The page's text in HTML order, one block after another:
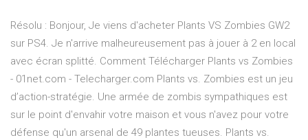
Résolu : Bonjour, Je viens d'acheter Plants VS Zombies GW2
sur PS4. Je n'arrive malheureusement pas à jouer à 2 en local
avec écran splitté. Comment Télécharger Plants vs Zombies
- 01net.com - Telecharger.com Plants vs. Zombies est un jeu
d’action-stratégie. Une armée de zombis sympathiques est
sur le point d'envahir votre maison et vous n'avez pour votre
défense qu'un arsenal de 49 plantes tueuses. Plants vs.